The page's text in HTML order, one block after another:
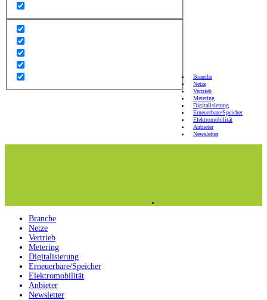
Branche
Netze
Vertrieb
Metering
Digitalisierung
Erneuerbare/Speicher
Elektromobilität
Anbieter
Newsletter
Branche
Netze
Vertrieb
Metering
Digitalisierung
Erneuerbare/Speicher
Elektromobilität
Anbieter
Newsletter